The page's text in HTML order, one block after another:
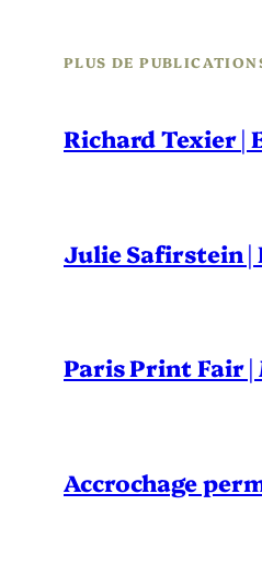
PLUS DE
Richard Texier |
Julie Safirstein |
Paris Print Fair |
Accrochage